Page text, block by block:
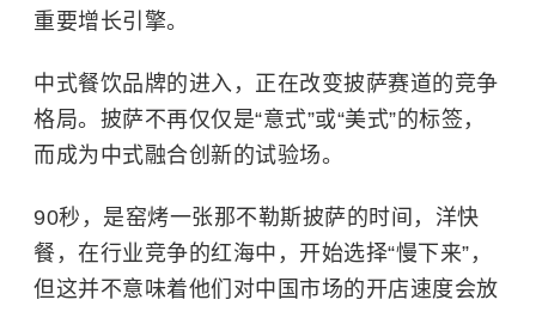
重要增长引擎。
中式餐饮品牌的进入，正在改变披萨赛道的竞争
格局。披萨不再仅仅是“意式”或“美式”的标签，
而成为中式融合创新的试验场。
90秒，是窑烤一张那不勒斯披萨的时间，洋快
餐，在行业竞争的红海中，开始选择“慢下来”，
但这并不意味着他们对中国市场的开店速度会放